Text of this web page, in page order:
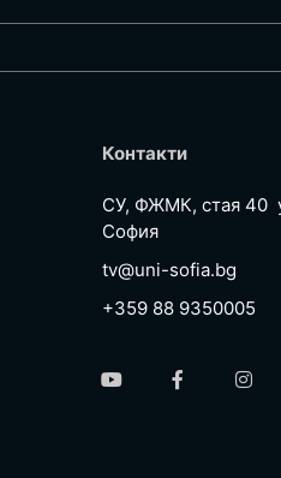
Контакти
СУ, ФЖМК, стая 40
София
tv@uni-sofia.bg
+359 88 9350005